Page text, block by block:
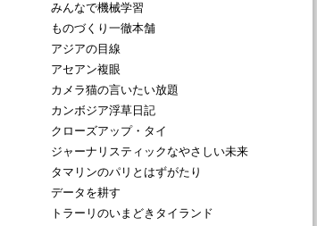
みんなで機械学習
ものづくり一徹本舗
アジアの目線
アセアン複眼
カメラ猫の言いたい放題
カンボジア浮草日記
クローズアップ・タイ
ジャーナリスティックなやさしい未来
タマリンのパリとはずがたり
データを耕す
トラーリのいまどきタイランド